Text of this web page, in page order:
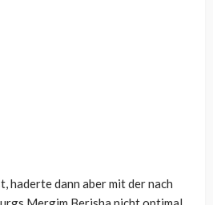
haderte dann aber mit der nach